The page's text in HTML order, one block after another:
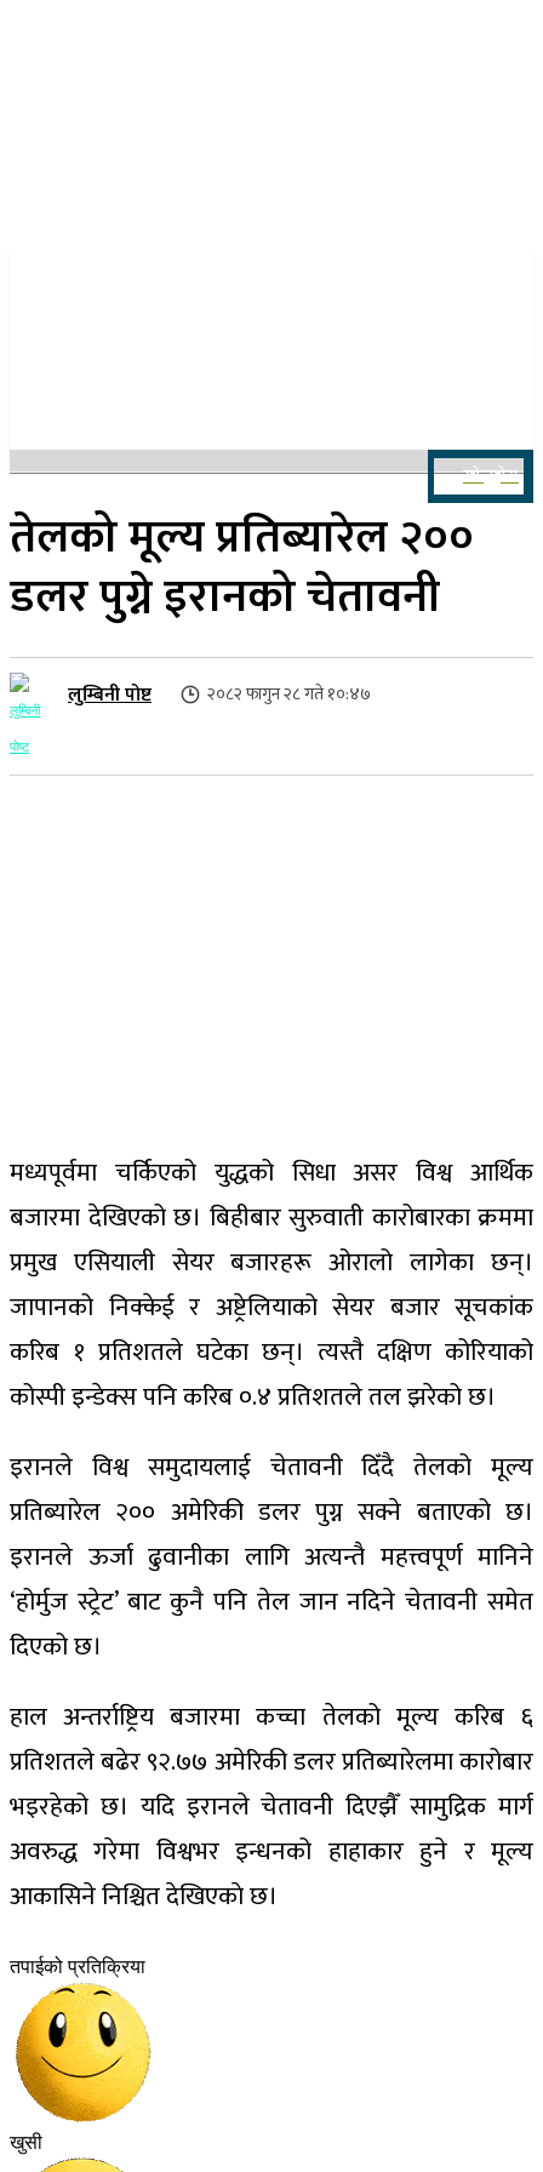
खोज्नुहोस
तेलको मूल्य प्रतिब्यारेल २००
डलर पुग्ने इरानको चेतावनी
लुम्बिनी पोष्ट २०८२ फागुन २८ गते १०:४७
मध्यपूर्वमा चर्किएको युद्धको सिधा असर विश्व आर्थिक
बजारमा देखिएको छ। बिहीबार सुरुवाती कारोबारका क्रममा
प्रमुख एसियाली सेयर बजारहरू ओरालो लागेका छन्।
जापानको निक्केई र अष्ट्रेलियाको सेयर बजार सूचकांक
करिब १ प्रतिशतले घटेका छन्। त्यस्तै दक्षिण कोरियाको
कोस्पी इन्डेक्स पनि करिब ०.४ प्रतिशतले तल झरेको छ।
इरानले विश्व समुदायलाई चेतावनी दिँदै तेलको मूल्य
प्रतिब्यारेल २०० अमेरिकी डलर पुग्न सक्ने बताएको छ।
इरानले ऊर्जा ढुवानीका लागि अत्यन्तै महत्त्वपूर्ण मानिने
‘होर्मुज स्ट्रेट’ बाट कुनै पनि तेल जान नदिने चेतावनी समेत
दिएको छ।
हाल अन्तर्राष्ट्रिय बजारमा कच्चा तेलको मूल्य करिब ६
प्रतिशतले बढेर ९२.७७ अमेरिकी डलर प्रतिब्यारेलमा कारोबार
भइरहेको छ। यदि इरानले चेतावनी दिएझैँ सामुद्रिक मार्ग
अवरुद्ध गरेमा विश्वभर इन्धनको हाहाकार हुने र मूल्य
आकासिने निश्चित देखिएकाे छ।
तपाईको प्रतिक्रिया
खुसी